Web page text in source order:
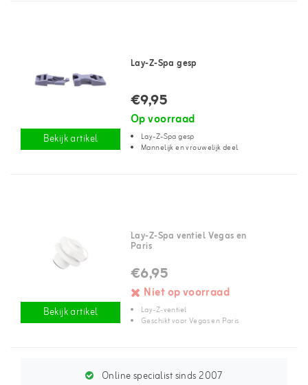
Bekijk artikel
Lay-Z-Spa gesp
€9,95
Op voorraad
Lay-Z-Spa gesp
Mannelijk en vrouwelijk deel
Bekijk artikel
Lay-Z-Spa ventiel Vegas en
Paris
€6,95
Niet op voorraad
Lay-Z-ventiel
Geschikt voor Vegas en Paris
Online specialist sinds 2007